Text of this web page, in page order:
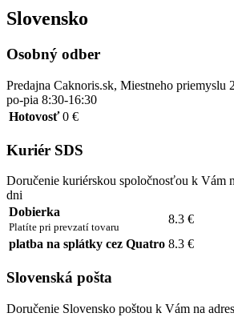
Slovensko
Osobný odber
Predajna Caknoris.sk, Miestneho priemyslu
po-pia 8:30-16:30
Hotovosť 0 €
Kuriér SDS
Doručenie kuriérskou spoločnosťou k Vám
dni
Dobierka
Platíte pri prevzatí tovaru
8.3 €
platba na splátky cez Quatro 8.3 €
Slovenská pošta
Doručenie Slovensko poštou k Vám na